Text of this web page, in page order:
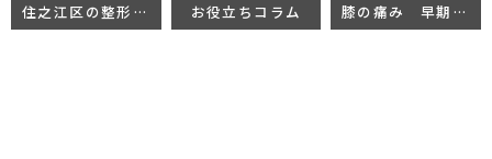
住之江区の整形外科ならむつみクリニックへ お役立ちコラム 膝の痛み 早期変形性膝関節症について 続き